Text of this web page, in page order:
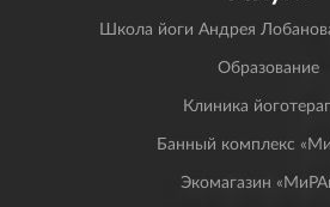
Школа йоги Андрея
Образование
Клиника
Банный комплекс
Экомагазин